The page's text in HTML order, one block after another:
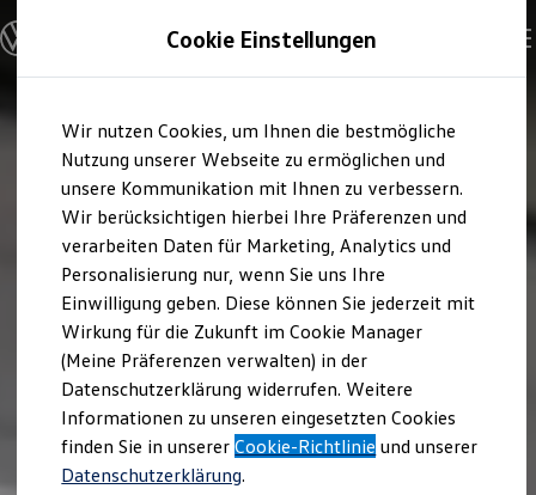
Hauptinhalt
springen
Footer
springen
Modelle und Konfigurator
Konfigurator
Modelle vergleichen
Elektroautos
ENERGY Sondermodelle
Nutzfahrzeuge
SUV und CUV
Familienautos
Kombis
Kompaktwagen
Sportwagen
Schnell verfügbare Fahrzeuge
Angebote und Produkte
Aktuelle Angebote
E-Auto-Förderung
Volkswagen Marktplatz
Die ENERGY Sondermodelle
Junge Gebrauchtwagen und Gebrauchtwagen
Volkswagen Zertifizierte Gebrauchtwagen
Elektromobilität bei Gebrauchtwagen
Cookie Einstellungen
Wir nutzen Cookies, um Ihnen die bestmögliche
Nutzung unserer Webseite zu ermöglichen und
unsere Kommunikation mit Ihnen zu verbessern.
Wir berücksichtigen hierbei Ihre Präferenzen und
verarbeiten Daten für Marketing, Analytics und
Personalisierung nur, wenn Sie uns Ihre
Einwilligung geben. Diese können Sie jederzeit mit
Wirkung für die Zukunft im Cookie Manager
(Meine Präferenzen verwalten) in der
Datenschutzerklärung widerrufen. Weitere
Informationen zu unseren eingesetzten Cookies
finden Sie in unsererCookie-Richtlinie und unserer
Datenschutzerklärung.